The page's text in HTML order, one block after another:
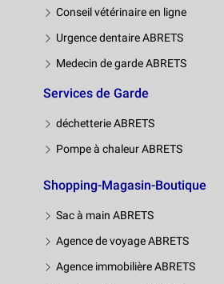
Conseil vétérinaire en ligne
Urgence dentaire ABRETS
Medecin de garde ABRETS
Services de Garde
déchetterie ABRETS
Pompe à chaleur ABRETS
Shopping-Magasin-Boutique
Sac à main ABRETS
Agence de voyage ABRETS
Agence immobilière ABRETS